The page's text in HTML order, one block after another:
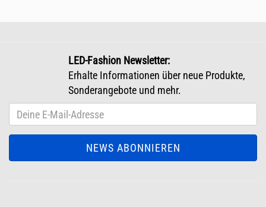
LED-Fashion Newsletter:
Erhalte Informationen über neue Produkte,
Sonderangebote und mehr.